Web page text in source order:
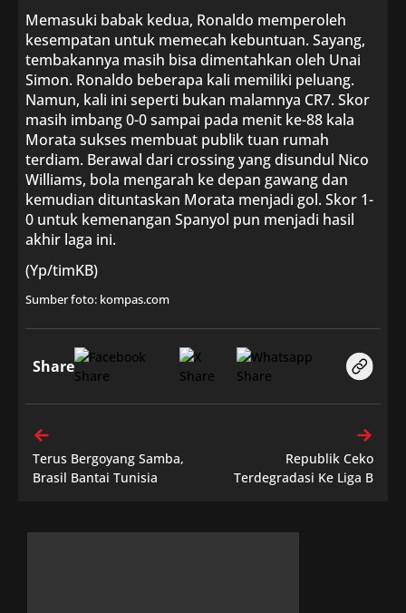
Memasuki babak kedua, Ronaldo memperoleh
kesempatan untuk memecah kebuntuan. Sayang,
tembakannya masih bisa dimentahkan oleh Unai
Simon. Ronaldo beberapa kali memiliki peluang.
Namun, kali ini seperti bukan malamnya CR7. Skor
masih imbang 0-0 sampai pada menit ke-88 kala
Morata sukses membuat publik tuan rumah
terdiam. Berawal dari crossing yang disundul Nico
Williams, bola mengarah ke depan gawang dan
kemudian dituntaskan Morata menjadi gol. Skor 1-
0 untuk kemenangan Spanyol pun menjadi hasil
akhir laga ini.
(Yp/timKB)
Sumber foto: kompas.com
Share
Terus Bergoyang Samba,
Brasil Bantai Tunisia
Republik Ceko
Terdegradasi Ke Liga B